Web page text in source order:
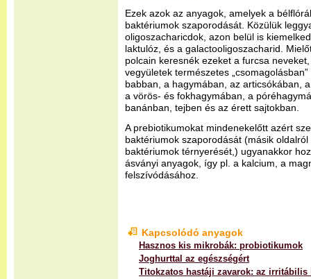
Ezek azok az anyagok, amelyek a
baktériumok szaporodását. Közülük
oligoszacharicdok, azon belül is
laktulóz, és a galactooligoszacharid.
polcain keresnék ezeket a furcsa
vegyületek természetes
babban, a hagymában, az articsókában,
a vörös- és fokhagymában, a
banánban, tejben és az érett sajtokban.
A prebiotikumokat mindenekelőtt azért
baktériumok szaporodását (másik
baktériumok térnyerését,) ugyanakkor
ásványi anyagok, így pl. a kalcium, a
felszívódásához.
Kapcsolódó anyagok
Hasznos kis mikrobák: probiotikumok
Joghurttal az egészségért
Titokzatos hastáji zavarok: az irritábilis